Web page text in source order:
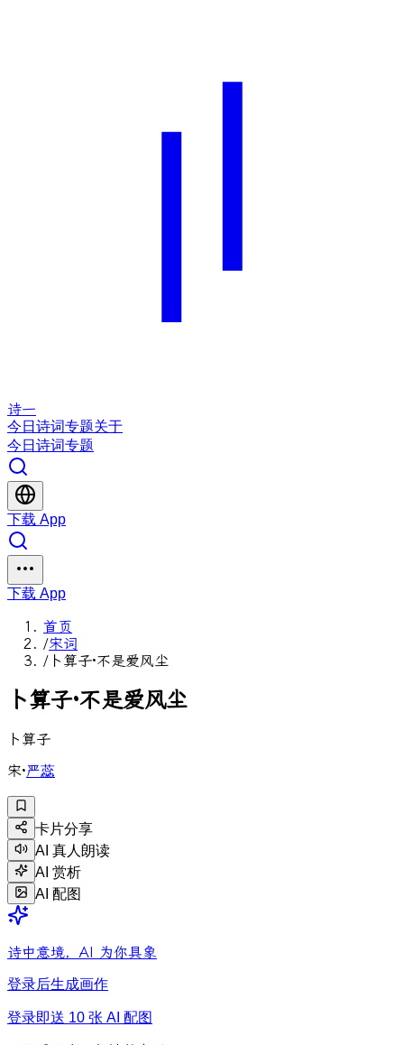
诗一
今日 诗词专题关于
今日 诗词专题
下载 App
下载 App
首页
/宋词
/ 卜算子·不是爱风尘
卜算子·不是爱风尘
卜算子
宋·严蕊
卡片分享
AI 真人朗读
AI 赏析
AI 配图
诗中意境，AI 为你具象
登录后生成画作
登录即送 10 张 AI 配图